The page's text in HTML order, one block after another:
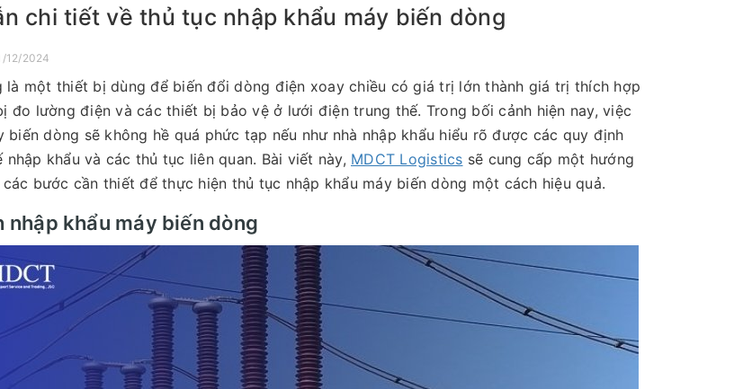
chi tiết về thủ tục nhập khẩu máy biến dòng
12/2024
là một thiết bị dùng để biến đổi dòng điện xoay chiều có giá trị lớn thành giá trị thích hợp
đo lường điện và các thiết bị bảo vệ ở lưới điện trung thế. Trong bối cảnh hiện nay, việc
biến dòng sẽ không hề quá phức tạp nếu như nhà nhập khẩu hiểu rõ được các quy định
nhập khẩu và các thủ tục liên quan. Bài viết này, MDCT Logistics sẽ cung cấp một hướng
bước cần thiết để thực hiện thủ tục nhập khẩu máy biến dòng một cách hiệu quả.
nhập khẩu máy biến dòng